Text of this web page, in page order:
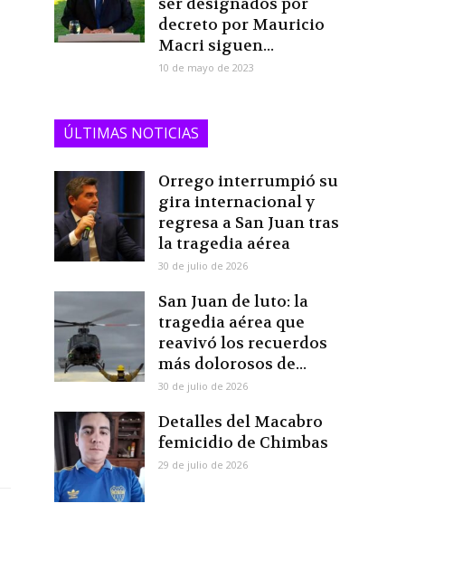
decreto por Mauricio
Macri siguen...
10 de mayo de 2023
ÚLTIMAS NOTICIAS
Orrego interrumpió su
gira internacional y
regresa a San Juan tras
la tragedia aérea
30 de julio de 2026
San Juan de luto: la
tragedia aérea que
reavivó los recuerdos
más dolorosos de...
30 de julio de 2026
Detalles del Macabro
femicidio de Chimbas
29 de julio de 2026